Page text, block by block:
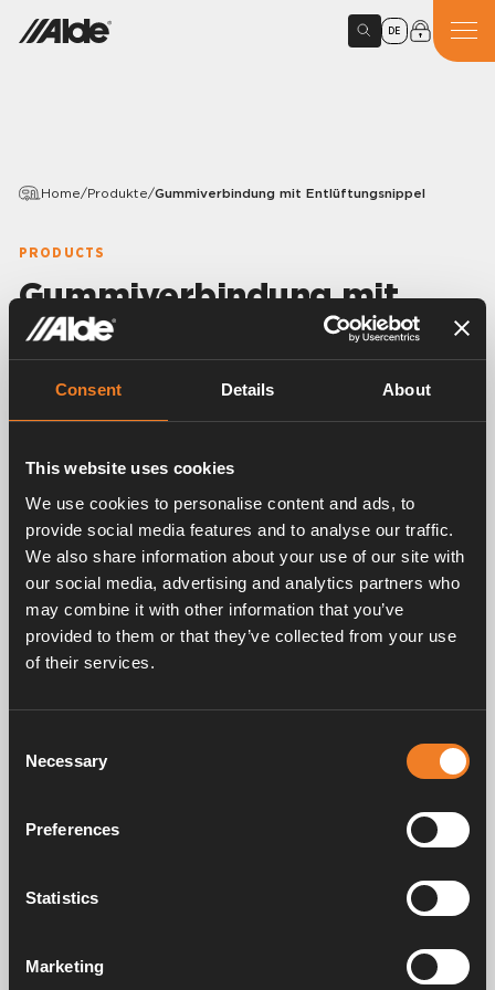
Consent Details About
This website uses cookies
We use cookies to personalise content and ads, to
provide social media features and to analyse our traffic.
We also share information about your use of our site with
our social media, advertising and analytics partners who
may combine it with other information that you’ve
provided to them or that they’ve collected from your use
of their services.
Selection
Necessary
Preferences
Statistics
Marketing
DE
Home/Produkte/Gummiverbindung mit Entlüftungsnippel
PRODUCTS
Gummiverbindung mit
Entlüftungsnippel
Variants
Gummiverbindung mit Entlüftungsnippel.
EPDM 21,4 x 4,25 mm.
VPE 25 Stück.
Service und support